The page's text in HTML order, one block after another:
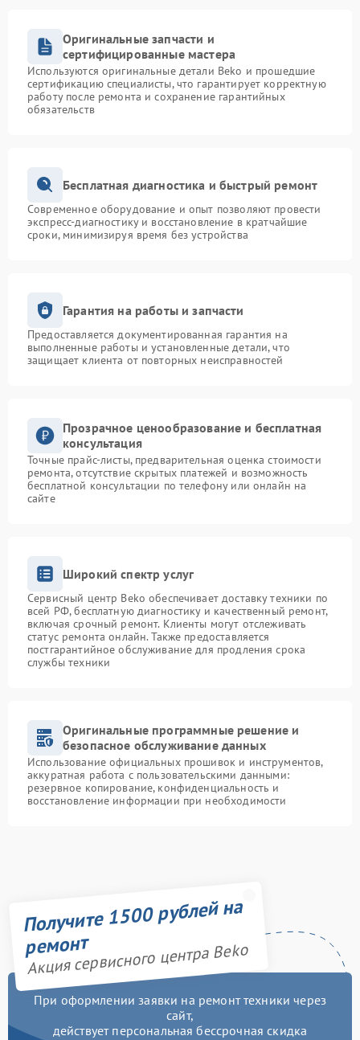
Оригинальные запчасти и
сертифицированные мастера
Используются оригинальные детали Beko и прошедшие
сертификацию специалисты, что гарантирует корректную
работу после ремонта и сохранение гарантийных
обязательств
Бесплатная диагностика и быстрый ремонт
Современное оборудование и опыт позволяют провести
экспресс-диагностику и восстановление в кратчайшие
сроки, минимизируя время без устройства
Гарантия на работы и запчасти
Предоставляется документированная гарантия на
выполненные работы и установленные детали, что
защищает клиента от повторных неисправностей
Прозрачное ценообразование и бесплатная
консультация
Точные прайс-листы, предварительная оценка стоимости
ремонта, отсутствие скрытых платежей и возможность
бесплатной консультации по телефону или онлайн на
сайте
Широкий спектр услуг
Сервисный центр Beko обеспечивает доставку техники по
всей РФ, бесплатную диагностику и качественный ремонт,
включая срочный ремонт. Клиенты могут отслеживать
статус ремонта онлайн. Также предоставляется
постгарантийное обслуживание для продления срока
службы техники
Оригинальные программные решение и
безопасное обслуживание данных
Использование официальных прошивок и инструментов,
аккуратная работа с пользовательскими данными:
резервное копирование, конфиденциальность и
восстановление информации при необходимости
Получите 1500 рублей на
ремонт
Акция сервисного центра Beko
При оформлении заявки на ремонт техники через
сайт,
действует персональная бессрочная скидка